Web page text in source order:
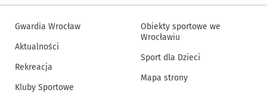
Gwardia Wrocław
Aktualności
Rekreacja
Kluby Sportowe
Obiekty sportowe we
Wrocławiu
Sport dla Dzieci
Mapa strony